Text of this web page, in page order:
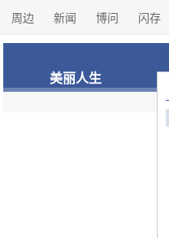
周边 新闻 博问 闪存
美丽人生